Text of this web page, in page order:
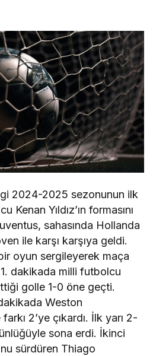
2024-2025 sezonunun ilk
Kenan Yıldız’ın formasını
sahasında Hollanda
ile karşı karşıya geldi.
oyun sergileyerek maça
dakikada milli futbolcu
golle 1-0 öne geçti.
Weston
2’ye çıkardı. İlk yarı 2-
sona erdi. İkinci
sürdüren Thiago